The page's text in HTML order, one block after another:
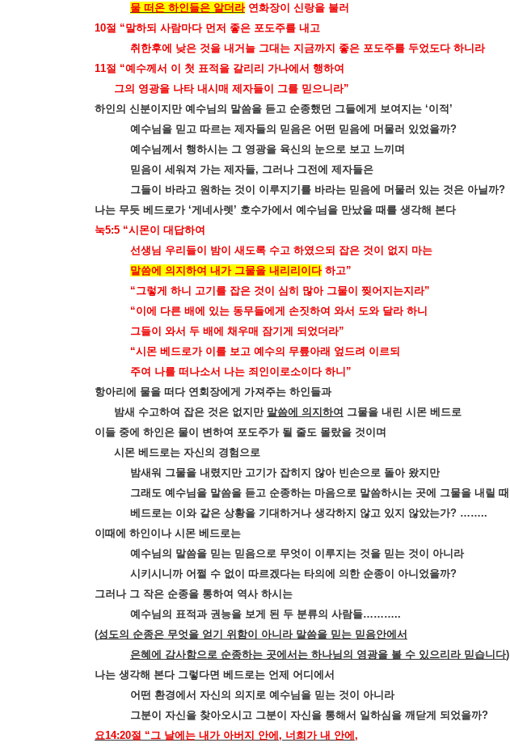
물 떠온 하인들은 알더라연화장이 신랑을 불러
10절 “말하되 사람마다 먼저 좋은 포도주를 내고
취한후에 낮은 것을 내거늘 그대는 지금까지 좋은 포도주를 두었도다 하니라
11절 “예수께서 이 첫 표적을 갈리리 가나에서 행하여
그의 영광을 나타 내시매 제자들이 그를 믿으니라”
하인의 신분이지만 예수님의 말씀을 듣고 순종했던 그들에게 보여지는 ‘이적’
예수님을 믿고 따르는 제자들의 믿음은 어떤 믿음에 머물러 있었을까?
예수님께서 행하시는 그 영광을 육신의 눈으로 보고 느끼며
믿음이 세워져 가는 제자들, 그러나 그전에 제자들은
그들이 바라고 원하는 것이 이루지기를 바라는 믿음에 머물러 있는 것은 아닐까?
나는 무듯 베드로가 ‘게네사렛’ 호수가에서 예수님을 만났을 때를 생각해 본다
눅5:5 “시몬이 대답하여
선생님 우리들이 밤이 새도록 수고 하였으되 잡은 것이 없지 마는
말씀에 의지하여 내가 그물을 내리리이다하고”
“그렇게 하니 고기를 잡은 것이 심히 많아 그물이 찢어지는지라”
“이에 다른 배에 있는 동무들에게 손짓하여 와서 도와 달라 하니
그들이 와서 두 배에 채우매 잠기게 되었더라”
“시몬 베드로가 이를 보고 예수의 무릎아래 엎드려 이르되
주여 나를 떠나소서 나는 죄인이로소이다 하니”
항아리에 물을 떠다 연회장에게 가져주는 하인들과
밤새 수고하여 잡은 것은 없지만 말씀에 의지하여 그물을 내린 시몬 베드로
이들 중에 하인은 물이 변하여 포도주가 될 줄도 몰랐을 것이며
시몬 베드로는 자신의 경험으로
밤새워 그물을 내렸지만 고기가 잡히지 않아 빈손으로 돌아 왔지만
그래도 예수님을 말씀을 듣고 순종하는 마음으로 말씀하시는 곳에 그물을 내릴 때
베드로는 이와 같은 상황을 기대하거나 생각하지 않고 있지 않았는가? ……..
이때에 하인이나 시몬 베드로는
예수님의 말씀을 믿는 믿음으로 무엇이 이루지는 것을 믿는 것이 아니라
시키시니까 어쩔 수 없이 따르겠다는 타의에 의한 순종이 아니었을까?
그러나 그 작은 순종을 통하여 역사 하시는
예수님의 표적과 권능을 보게 된 두 분류의 사람들………..
(성도의 순종은 무엇을 얻기 위함이 아니라 말씀을 믿는 믿음안에서
은혜에 감사함으로 순종하는 곳에서는 하나님의 영광을 볼 수 있으리라 믿습니다)
나는 생각해 본다 그렇다면 베드로는 언제 어디에서
어떤 환경에서 자신의 의지로 예수님을 믿는 것이 아니라
그분이 자신을 찾아오시고 그분이 자신을 통해서 일하심을 깨닫게 되었을까?
요14:20절 “그 날에는 내가 아버지 안에, 너희가 내 안에,